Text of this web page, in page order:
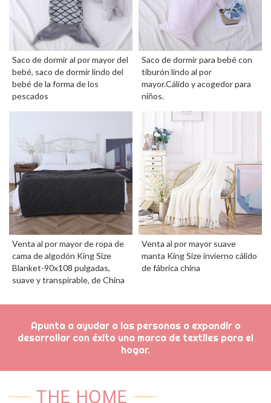
Saco de dormir al por mayor del
bebé, saco de dormir lindo del
bebé de la forma de los
pescados
Saco de dormir para bebé con
tiburón lindo al por
mayor.Cálido y acogedor para
niños.
Venta al por mayor de ropa de
cama de algodón King Size
Blanket-90x108 pulgadas,
suave y transpirable, de China
Venta al por mayor suave
manta King Size invierno cálido
de fábrica china
Apunta a ayudar a las personas a expandir o
desarrollar con éxito una marca de textiles para el
hogar.